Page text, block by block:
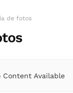
de fotos
Content Available